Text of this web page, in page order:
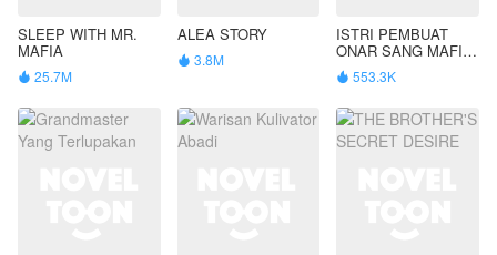
SLEEP WITH MR.
MAFIA
 25.7M
ALEA STORY
 3.8M
ISTRI PEMBUAT
ONAR SANG MAFIA
KEJAM
 553.3K